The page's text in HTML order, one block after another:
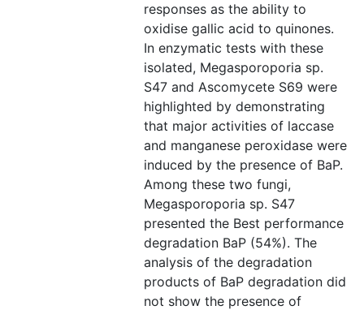
responses as the ability to
oxidise gallic acid to quinones.
In enzymatic tests with these
isolated, Megasporoporia sp.
S47 and Ascomycete S69 were
highlighted by demonstrating
that major activities of laccase
and manganese peroxidase were
induced by the presence of BaP.
Among these two fungi,
Megasporoporia sp. S47
presented the Best performance
degradation BaP (54%). The
analysis of the degradation
products of BaP degradation did
not show the presence of